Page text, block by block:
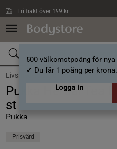
Fri frakt över 199 kr
500 välkomstpoäng för
✔ Du får 1 poäng per krona.
Logga in
Livsmedel /Dryck /Te
Pukka Herbal Tea
st
Pukka
Prisvärd